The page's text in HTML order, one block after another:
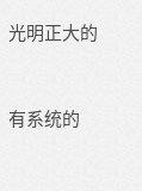
光明正大的
有系统的